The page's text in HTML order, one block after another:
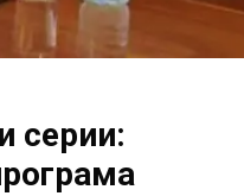
серии: